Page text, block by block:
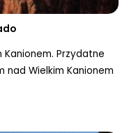
Przydatne
Wielkim Kanionem